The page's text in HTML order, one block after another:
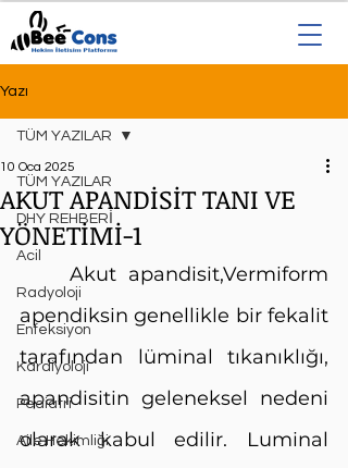
Yazı
TÜM YAZILAR
DHY REHBERİ
Acil
Radyoloji
Enfeksiyon
Kardiyoloji
Pediatri
Aile Hekimliği
TÜM YAZILAR
AKUT APANDİSİT TANI VE
YÖNETİMİ-1
10 Oca 2025
apendiksin genellikle bir fekalit
tarafından lüminal tıkanıklığı,
apandisitin geleneksel nedeni
olarak kabul edilir. Luminal